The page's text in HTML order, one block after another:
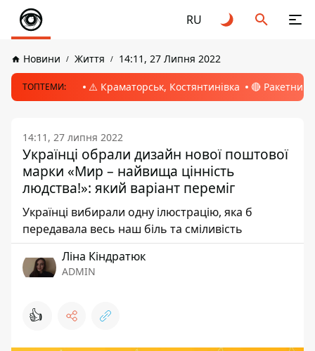
RU
Новини Життя 14:11, 27 Липня 2022
ТОПТЕМИ: ⚠️ Краматорськ, Костянтинівка 🔴 Ракетний
14:11, 27 липня 2022
Українці обрали дизайн нової поштової
марки «Мир – найвища цінність
людства!»: який варіант переміг
Українці вибирали одну ілюстрацію, яка б
передавала весь наш біль та сміливість
Ліна Кіндратюк
ADMIN
👍